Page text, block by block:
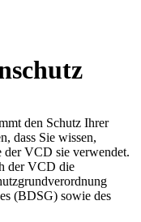
den Schutz Ihrer
dass Sie wissen,
der VCD sie verwendet.
der VCD die
(BDSG) sowie des